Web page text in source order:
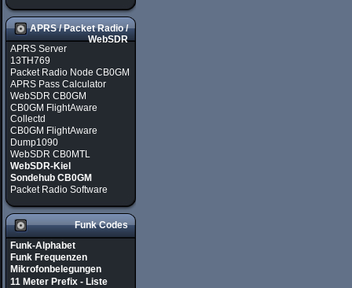
APRS / Packet Radio /
WebSDR
APRS Server
13TH769
Packet Radio Node CB0GM
APRS Pass Calculator
WebSDR CB0GM
CB0GM FlightAware
Collectd
CB0GM FlightAware
Dump1090
WebSDR CB0MTL
WebSDR-Kiel
Sondehub CB0GM
Packet Radio Software
Funk Codes
Funk-Alphabet
Funk Frequenzen
Mikrofonbelegungen
11 Meter Prefix - Liste